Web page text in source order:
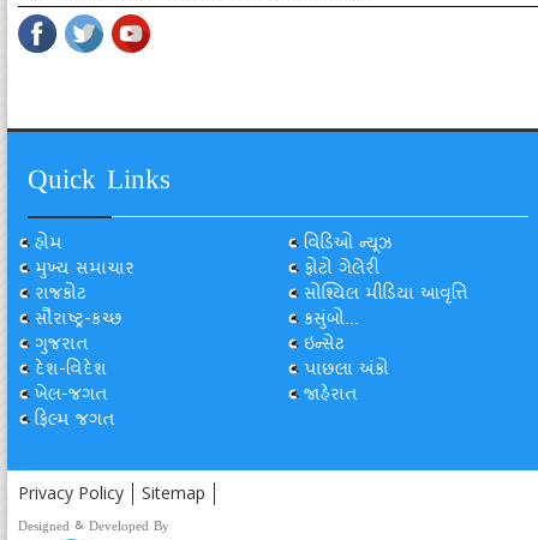
Quick Links
હોમ
મુખ્ય સમાચાર
રાજકોટ
સૌરાષ્ટ્ર-કચ્છ
ગુજરાત
દેશ-વિદેશ
ખેલ-જગત
ફિલ્મ જગત
વિડિઓ ન્યૂઝ
ફોટો ગેલેરી
સોશ્યિલ મીડિયા આવૃત્તિ
કસુંબો...
ઇન્સેટ
પાછલા અંકો
જાહેરાત
Privacy Policy Sitemap
Designed & Developed By